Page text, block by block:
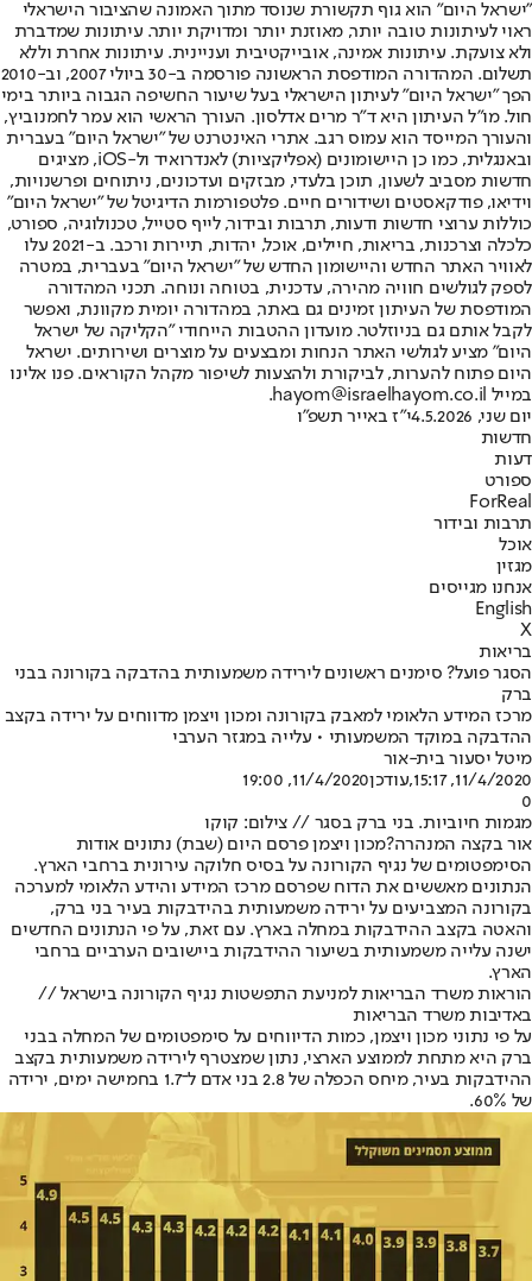
"ישראל היום" הוא גוף תקשורת שנוסד מתוך האמונה שהציבור הישראלי
ראוי לעיתונות טובה יותר, מאוזנת יותר ומדויקת יותר. עיתונות שמדברת
ולא צועקת. עיתונות אמינה, אובייקטיבית ועניינית. עיתונות אחרת וללא
תשלום. המהדורה המודפסת הראשונה פורסמה ב-30 ביולי 2007, וב-2010
הפך "ישראל היום" לעיתון הישראלי בעל שיעור החשיפה הגבוה ביותר בימי
חול. מו"ל העיתון היא ד"ר מרים אדלסון. העורך הראשי הוא עמר לחמנוביץ,
והעורך המייסד הוא עמוס רגב. אתרי האינטרנט של "ישראל היום" בעברית
ובאנגלית, כמו כן היישומונים (אפליקציות) לאנדרואיד ול-iOS, מציגים
חדשות מסביב לשעון, תוכן בלעדי, מבזקים ועדכונים, ניתוחים ופרשנויות,
וידיאו, פודקאסטים ושידורים חיים. פלטפורמות הדיגיטל של "ישראל היום"
כוללות ערוצי חדשות ודעות, תרבות ובידור, לייף סטייל, טכנולוגיה, ספורט,
כלכלה וצרכנות, בריאות, חיילים, אוכל, יהדות, תיירות ורכב. ב-2021 עלו
לאוויר האתר החדש והיישומון החדש של "ישראל היום" בעברית, במטרה
לספק לגולשים חוויה מהירה, עדכנית, בטוחה ונוחה. תכני המהדורה
המודפסת של העיתון זמינים גם באתר, במהדורה יומית מקוונת, ואפשר
לקבל אותם גם בניוזלטר. מועדון ההטבות הייחודי "הקליקה של ישראל
היום" מציע לגולשי האתר הנחות ומבצעים על מוצרים ושירותים. ישראל
היום פתוח להערות, לביקורת ולהצעות לשיפור מקהל הקוראים. פנו אלינו
במייל hayom@israelhayom.co.il.
יום שני, 4.5.2026
י"ז באייר תשפ"ו
חדשות
דעות
ספורט
ForReal
תרבות ובידור
אוכל
מגזין
אנחנו מגייסים
English
X
בריאות
הסגר פועל? סימנים ראשונים לירידה משמעותית בהדבקה בקורונה בבני
ברק
מרכז המידע הלאומי למאבק בקורונה ומכון ויצמן מדווחים על ירידה בקצב
ההדבקה במוקד המשמעותי • עלייה במגזר הערבי
מיטל יסעור בית-אור
11/4/2020, 15:17
,עודכן11/4/2020, 19:00
0
מגמות חיוביות. בני ברק בסגר // צילום: קוקו
אור בקצה המנהרה?מכון ויצמן פרסם היום (שבת) נתונים אודות
הסימפטומים של נגיף הקורונה על בסיס חלוקה עירונית ברחבי הארץ.
הנתונים מאששים את הדוח שפרסם מרכז המידע והידע הלאומי למערכה
בקורונה המצביעים על ירידה משמעותית בהידבקות בעיר בני ברק,
והאטה בקצב ההידבקות במחלה בארץ. עם זאת, על פי הנתונים החדשים
ישנה עלייה משמעותית בשיעור ההידבקות ביישובים הערביים ברחבי
הארץ.
הוראות משרד הבריאות למניעת התפשטות נגיף הקורונה בישראל //
באדיבות משרד הבריאות
על פי נתוני מכון ויצמן, כמות הדיווחים על סימפטומים של המחלה בבני
ברק היא מתחת לממוצע הארצי, נתון שמצטרף לירידה משמעותית בקצב
ההידבקות בעיר, מיחס הכפלה של 2.8 בני אדם ל־1.7 בחמישה ימים, ירידה
של 60%.